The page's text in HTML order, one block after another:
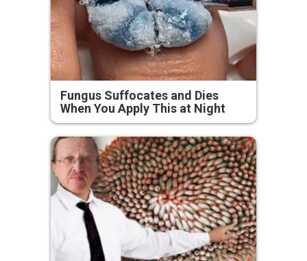
Fungus Suffocates and Dies
When You Apply This at Night